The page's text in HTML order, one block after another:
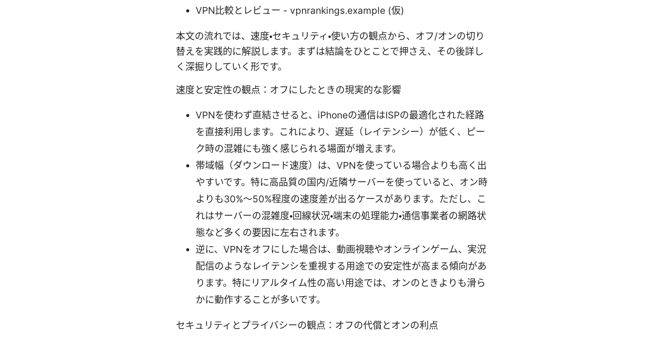
VPN比較とレビュー - vpnrankings.example (仮)
本文の流れでは、速度・セキュリティ・使い方の観点から、オフ/オンの切り
替えを実践的に解説します。まずは結論をひとことで押さえ、その後詳し
く深掘りしていく形です。
速度と安定性の観点：オフにしたときの現実的な影響
VPNを使わず直結させると、iPhoneの通信はISPの最適化された経路
を直接利用します。これにより、遅延（レイテンシー）が低く、ピー
ク時の混雑にも強く感じられる場面が増えます。
帯域幅（ダウンロード速度）は、VPNを使っている場合よりも高く出
やすいです。特に高品質の国内/近隣サーバーを使っていると、オン時
よりも30%〜50%程度の速度差が出るケースがあります。ただし、こ
れはサーバーの混雑度・回線状況・端末の処理能力・通信事業者の網路状
態など多くの要因に左右されます。
逆に、VPNをオフにした場合は、動画視聴やオンラインゲーム、実況
配信のようなレイテンシを重視する用途での安定性が高まる傾向があ
ります。特にリアルタイム性の高い用途では、オンのときよりも滑ら
かに動作することが多いです。
セキュリティとプライバシーの観点：オフの代償とオンの利点